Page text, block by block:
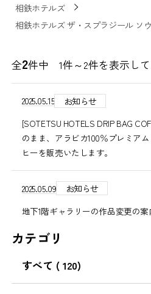
相鉄ホテルズ
相鉄ホテルズ ザ・スプラジール ソ
全2件中 1件～2件を表示して
2025.05.15 お知らせ
[SOTETSU HOTELS DRIP BAG
のまま、アラビカ100％プレミア
ヒーを販売いたします。
2025.05.09 お知らせ
地下1階ギャラリーの作品変更の案
カテゴリ
すべて ( 120)